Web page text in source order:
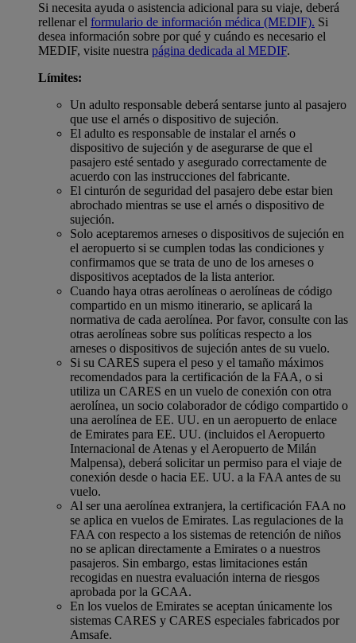
Si necesita ayuda o asistencia adicional para su viaje, deberá
rellenar el formulario de información médica (MEDIF). Si
desea información sobre por qué y cuándo es necesario el
MEDIF, visite nuestra página dedicada al MEDIF.
Límites:
Un adulto responsable deberá sentarse junto al pasajero
que use el arnés o dispositivo de sujeción.
El adulto es responsable de instalar el arnés o
dispositivo de sujeción y de asegurarse de que el
pasajero esté sentado y asegurado correctamente de
acuerdo con las instrucciones del fabricante.
El cinturón de seguridad del pasajero debe estar bien
abrochado mientras se use el arnés o dispositivo de
sujeción.
Solo aceptaremos arneses o dispositivos de sujeción en
el aeropuerto si se cumplen todas las condiciones y
confirmamos que se trata de uno de los arneses o
dispositivos aceptados de la lista anterior.
Cuando haya otras aerolíneas o aerolíneas de código
compartido en un mismo itinerario, se aplicará la
normativa de cada aerolínea. Por favor, consulte con las
otras aerolíneas sobre sus políticas respecto a los
arneses o dispositivos de sujeción antes de su vuelo.
Si su CARES supera el peso y el tamaño máximos
recomendados para la certificación de la FAA, o si
utiliza un CARES en un vuelo de conexión con otra
aerolínea, un socio colaborador de código compartido o
una aerolínea de EE. UU. en un aeropuerto de enlace
de Emirates para EE. UU. (incluidos el Aeropuerto
Internacional de Atenas y el Aeropuerto de Milán
Malpensa), deberá solicitar un permiso para el viaje de
conexión desde o hacia EE. UU. a la FAA antes de su
vuelo.
Al ser una aerolínea extranjera, la certificación FAA no
se aplica en vuelos de Emirates. Las regulaciones de la
FAA con respecto a los sistemas de retención de niños
no se aplican directamente a Emirates o a nuestros
pasajeros. Sin embargo, estas limitaciones están
recogidas en nuestra evaluación interna de riesgos
aprobada por la GCAA.
En los vuelos de Emirates se aceptan únicamente los
sistemas CARES y CARES especiales fabricados por
Amsafe.